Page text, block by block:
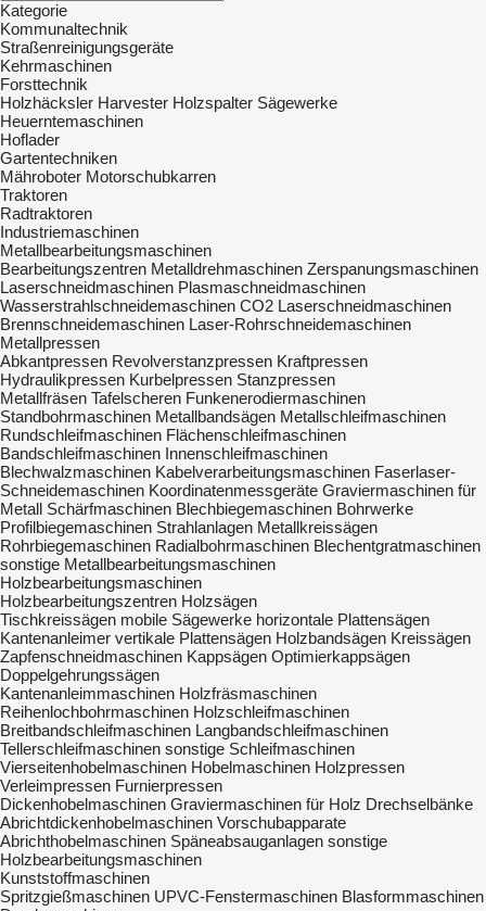
Kategorie
Kommunaltechnik
Straßenreinigungsgeräte
Kehrmaschinen
Forsttechnik
Holzhäcksler Harvester Holzspalter Sägewerke
Heuerntemaschinen
Hoflader
Gartentechniken
Mähroboter Motorschubkarren
Traktoren
Radtraktoren
Industriemaschinen
Metallbearbeitungsmaschinen
Bearbeitungszentren Metalldrehmaschinen Zerspanungsmaschinen
Laserschneidmaschinen Plasmaschneidmaschinen
Wasserstrahlschneidemaschinen CO2 Laserschneidmaschinen
Brennschneidemaschinen Laser-Rohrschneidemaschinen
Metallpressen
Abkantpressen Revolverstanzpressen Kraftpressen
Hydraulikpressen Kurbelpressen Stanzpressen
Metallfräsen Tafelscheren Funkenerodiermaschinen
Standbohrmaschinen Metallbandsägen Metallschleifmaschinen
Rundschleifmaschinen Flächenschleifmaschinen
Bandschleifmaschinen Innenschleifmaschinen
Blechwalzmaschinen Kabelverarbeitungsmaschinen Faserlaser-
Schneidemaschinen Koordinatenmessgeräte Graviermaschinen für
Metall Schärfmaschinen Blechbiegemaschinen Bohrwerke
Profilbiegemaschinen Strahlanlagen Metallkreissägen
Rohrbiegemaschinen Radialbohrmaschinen Blechentgratmaschinen
sonstige Metallbearbeitungsmaschinen
Holzbearbeitungsmaschinen
Holzbearbeitungszentren Holzsägen
Tischkreissägen mobile Sägewerke horizontale Plattensägen
Kantenanleimer vertikale Plattensägen Holzbandsägen Kreissägen
Zapfenschneidmaschinen Kappsägen Optimierkappsägen
Doppelgehrungssägen
Kantenanleimmaschinen Holzfräsmaschinen
Reihenlochbohrmaschinen Holzschleifmaschinen
Breitbandschleifmaschinen Langbandschleifmaschinen
Tellerschleifmaschinen sonstige Schleifmaschinen
Vierseitenhobelmaschinen Hobelmaschinen Holzpressen
Verleimpressen Furnierpressen
Dickenhobelmaschinen Graviermaschinen für Holz Drechselbänke
Abrichtdickenhobelmaschinen Vorschubapparate
Abrichthobelmaschinen Späneabsauganlagen sonstige
Holzbearbeitungsmaschinen
Kunststoffmaschinen
Spritzgießmaschinen UPVC-Fenstermaschinen Blasformmaschinen